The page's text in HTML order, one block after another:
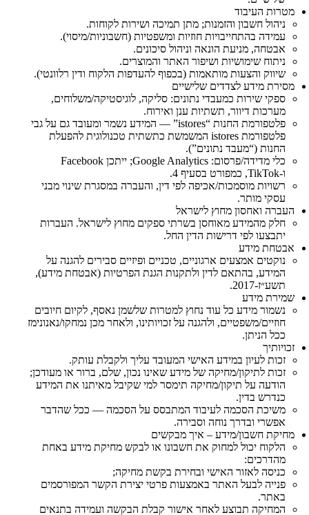
מטרות העיבוד
ניהול חשבון והזמנות; מתן תמיכה ושירות לקוחות.
עמידה בהתחייבויות חוזיות ומשפטיות (חשבוניות/מיסוי).
אבטחה, מניעת הונאה וניהול סיכונים.
ניתוח שימושיות ושיפור האתר והמוצרים.
שיווק והצעות מותאמות (בכפוף להעדפות הלקוח ודין רלוונטי).
מסירת מידע לצדדים שלישיים
ספקי שירות כמעבדי נתונים: סליקה, לוגיסטיקה/משלוחים,
מערכות דיוור, תשתיות ענן ואירוח.
פלטפורמת החנות “istores” — המידע נשמר ומעובד גם על גבי
פלטפורמת istores המשמשת כתשתית טכנולוגית להפעלת
החנות (“מעבד נתונים”).
כלי מדידה/פרסום: Google Analytics; ייתכן Facebook
ו‑TikTok, כמפורט בסעיף 4.
רשויות מוסמכות/אכיפה לפי דין, והעברה במסגרת שינוי מבני
עסקי מותר.
העברה ואחסון מחוץ לישראל
חלק מהמידע מאוחסן בשרתי ספקים מחוץ לישראל. העברות
יתבצעו לפי דרישות הדין החל.
אבטחת מידע
נוקטים אמצעים ארגוניים, טכניים ופיזיים סבירים להגנה על
המידע, בהתאם לדין ולתקנות הגנת הפרטיות (אבטחת מידע),
תשע״ז‑2017.
שמירת מידע
נשמור מידע כל עוד נחוץ למטרות שלשמן נאסף, לקיום חיובים
חוזיים/משפטיים, ולהגנה על זכויותינו, ולאחר מכן נמחקו/נאנונימז
ככל הניתן.
זכויותיך
זכות לעיון במידע האישי המעובד עליך ולקבלת עותק.
זכות לתיקון/מחיקה של מידע שאינו נכון, שלם, ברור או מעודכן;
הודעה על תיקון/מחיקה תימסר למי שקיבל מאיתנו את המידע
כנדרש בדין.
משיכת הסכמה לעיבוד המתבסס על הסכמה — ככל שהדבר
אפשרי ובדרך נוחה וסבירה.
מחיקת חשבון/מידע – איך מבקשים
הלקוח יכול למחוק את חשבונו או לבקש מחיקת מידע באחת
מהדרכים:
כניסה לאזור האישי ובחירת בקשת מחיקה;
פנייה לבעל האתר באמצעות פרטי יצירת הקשר המפורסמים
באתר.
המחיקה תבוצע לאחר אישור קבלת הבקשה ועמידה בתנאים